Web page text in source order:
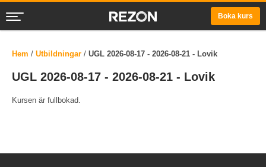
Boka kurs
Hem / Utbildningar / UGL 2026-08-17 - 2026-08-21 - Lovik
UGL 2026-08-17 - 2026-08-21 - Lovik
Kursen är fullbokad.